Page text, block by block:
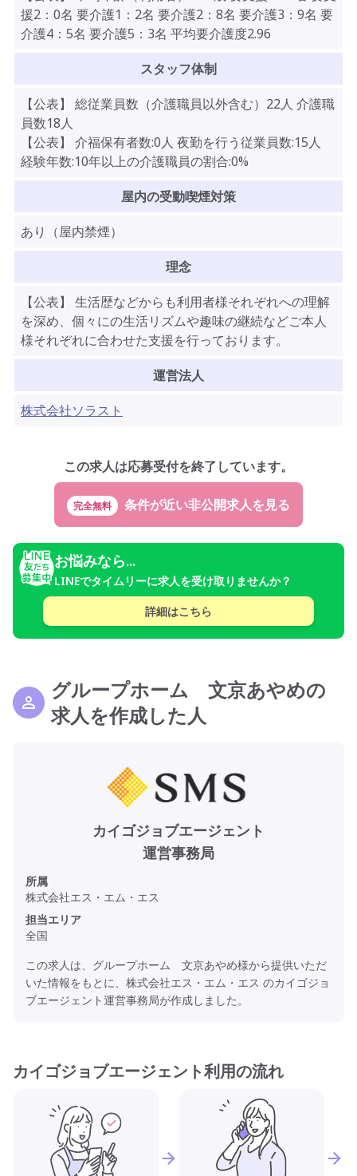
援2：0名 要介護1：2名 要介護2：8名 要介護3：9名 要
介護4：5名 要介護5：3名 平均要介護度2.96
スタッフ体制
【公表】 総従業員数（介護職員以外含む）22人 介護職
員数18人
【公表】 介福保有者数:0人 夜勤を行う従業員数:15人
経験年数:10年以上の介護職員の割合:0%
屋内の受動喫煙対策
あり（屋内禁煙）
理念
【公表】 生活歴などからも利用者様それぞれへの理解
を深め、個々にの生活リズムや趣味の継続などご本人
様それぞれに合わせた支援を行っております。
運営法人
株式会社ソラスト
この求人は応募受付を終了しています。
完全無料
お悩みなら...
LINEでタイムリーに求人を受け取りませんか？
詳細はこちら
グループホーム 文京あやめの
求人を作成した人
カイゴジョブエージェント
運営事務局
所属
株式会社エス・エム・エス
担当エリア
全国
この求人は、グループホーム 文京あやめ様から提供いただ
いた情報をもとに、株式会社エス・エム・エス のカイゴジョ
ブエージェント運営事務局が作成しました。
カイゴジョブエージェント利用の流れ